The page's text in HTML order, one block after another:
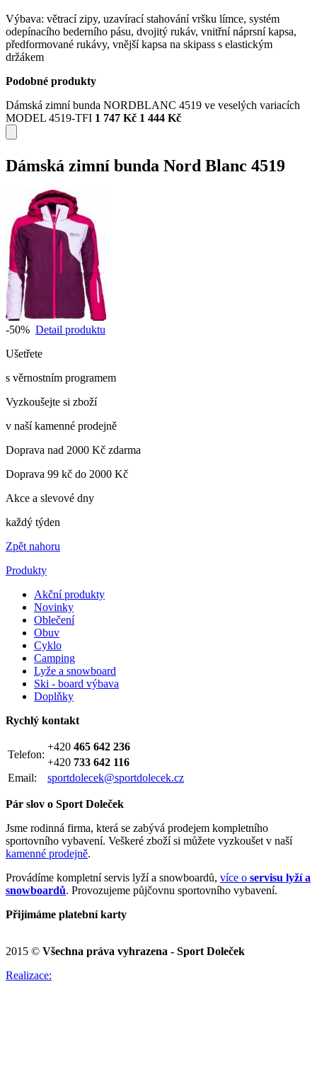
Výbava: větrací zipy, uzavírací stahování vršku límce, systém
odepínacího bederního pásu, dvojitý rukáv, vnitřní náprsní kapsa,
předformované rukávy, vnější kapsa na skipass s elastickým
držákem
Podobné produkty
Dámská zimní bunda NORDBLANC 4519 ve veselých variacích
MODEL 4519-TFI 1 747 Kč 1 444 Kč
Dámská zimní bunda Nord Blanc 4519
-50% Detail produktu
Ušetřete
s věrnostním programem
Vyzkoušejte si zboží
v naší kamenné prodejně
Doprava nad 2000 Kč zdarma
Doprava 99 kč do 2000 Kč
Akce a slevové dny
každý týden
Zpět nahoru
Produkty
Akční produkty
Novinky
Oblečení
Obuv
Cyklo
Camping
Lyže a snowboard
Ski - board výbava
Doplňky
Rychlý kontakt
Telefon:
+420 465 642 236
+420 733 642 116
Email:
sportdolecek@sportdolecek.cz
Pár slov o Sport Doleček
Jsme rodinná firma, která se zabývá prodejem kompletního
sportovního vybavení. Veškeré zboží si můžete vyzkoušet v naší
kamenné prodejně.
Provádíme kompletní servis lyží a snowboardů, více o servisu lyží a
snowboardů. Provozujeme půjčovnu sportovního vybavení.
Přijímáme platební karty
2015 © Všechna práva vyhrazena - Sport Doleček
Realizace: